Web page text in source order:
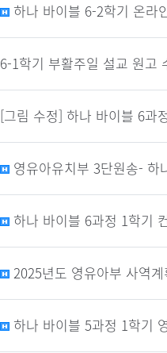
하나 바이블 6-2학기 온라
6-1학기 부활주일 설교 원고
[그림 수정] 하나 바이블 6과
영유아유치부 3단원송- 하
하나 바이블 6과정 1학기
2025년도 영유아부 사역
하나 바이블 5과정 1학기